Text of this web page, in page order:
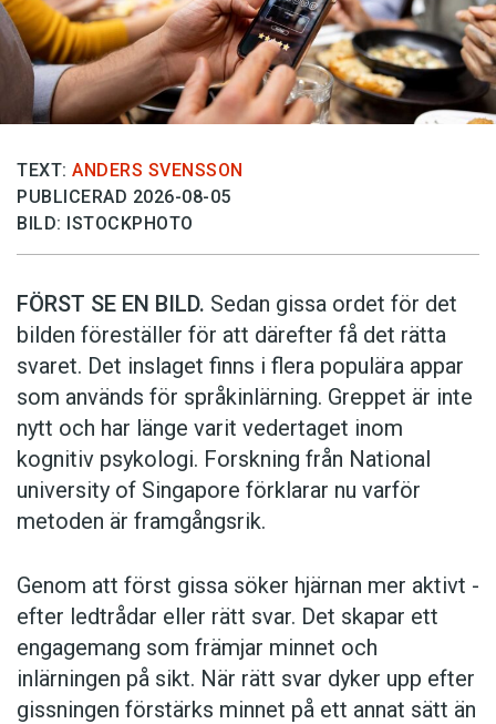
TEXT: ANDERS SVENSSON
PUBLICERAD 2026-08-05
BILD: ISTOCKPHOTO
FÖRST SE EN BILD. Sedan gissa ordet för det
bilden föreställer för att därefter få det rätta
svaret. Det inslaget finns i flera populära appar
som används för språkinlärning. Greppet är inte
nytt och har länge varit vedertaget inom
kognitiv psykologi. Forskning från National
university of Singa­pore förklarar nu varför
metoden är framgångsrik.
Genom att först gissa ­söker hjärnan mer aktivt ­
efter ledtrådar eller rätt svar. Det skapar ett
engagemang som främjar minnet och
inlärningen på sikt. När rätt svar dyker upp efter
gissningen förstärks minnet på ett annat sätt än